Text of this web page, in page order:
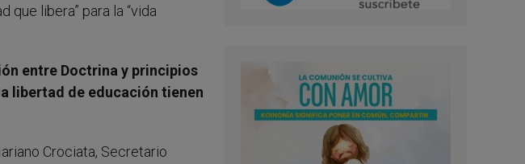
que libera” para la “vida
entre Doctrina y principios
libertad de educación tienen
Crociata, Secretario